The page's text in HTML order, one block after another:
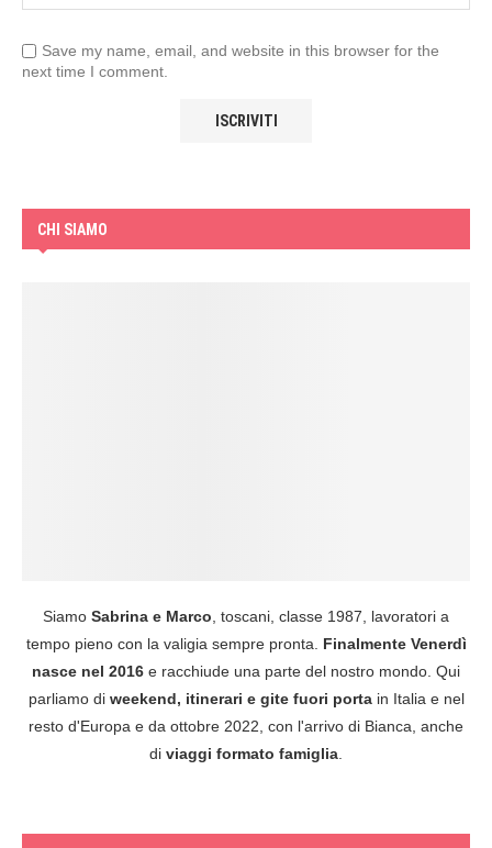
Save my name, email, and website in this browser for the
next time I comment.
CHI SIAMO
Siamo Sabrina e Marco, toscani, classe 1987, lavoratori a
tempo pieno con la valigia sempre pronta. Finalmente Venerdì
nasce nel 2016 e racchiude una parte del nostro mondo. Qui
parliamo di weekend, itinerari e gite fuori portain Italia e nel
resto d'Europa e da ottobre 2022, con l'arrivo di Bianca, anche
di viaggi formato famiglia.